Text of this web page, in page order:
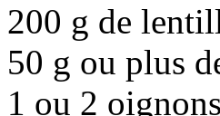
200 g de
50 g ou plus
1 ou 2